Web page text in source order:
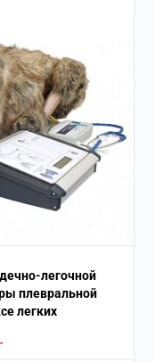
легочной
плевральной
легких